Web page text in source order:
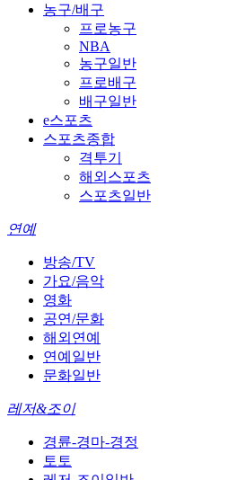
농구/배구
프로농구
NBA
농구일반
프로배구
배구일반
e스포츠
스포츠종합
격투기
해외스포츠
스포츠일반
연예
방송/TV
가요/음악
영화
공연/문화
해외연예
연예일반
문화일반
레저&조이
경륜-경마-경정
토토